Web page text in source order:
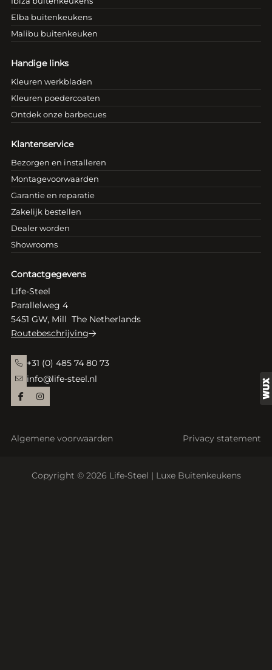
Elba buitenkeukens
Malibu buitenkeuken
Handige links
Kleuren werkbladen
Kleuren poedercoaten
Ontdek onze barbecues
Klantenservice
Bezorgen en installeren
Montagevoorwaarden
Garantie en reparatie
Zakelijk bestellen
Dealer worden
Showrooms
Contactgegevens
Life-Steel
Parallelweg 4
5451 GW, Mill The Netherlands
Routebeschrijving
+31 (0) 485 74 80 73
info@life-steel.nl
Algemene voorwaarden Privacy statement
Copyright © 2026 Life-Steel | Luxe Buitenkeukens